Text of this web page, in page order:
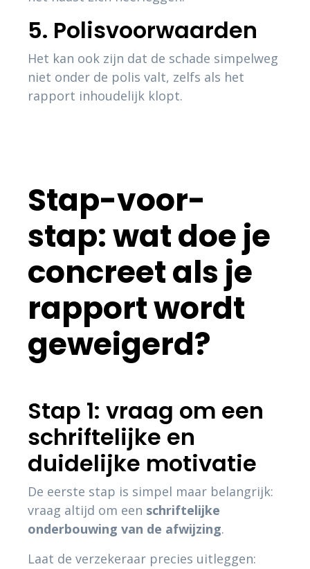
5. Polisvoorwaarden
Het kan ook zijn dat de schade simpelweg
niet onder de polis valt, zelfs als het
rapport inhoudelijk klopt.
Stap-voor-
stap: wat doe je
concreet als je
rapport wordt
geweigerd?
Stap 1: vraag om een
schriftelijke en
duidelijke motivatie
De eerste stap is simpel maar belangrijk:
vraag altijd om een schriftelijke
onderbouwing van de afwijzing.
Laat de verzekeraar precies uitleggen: